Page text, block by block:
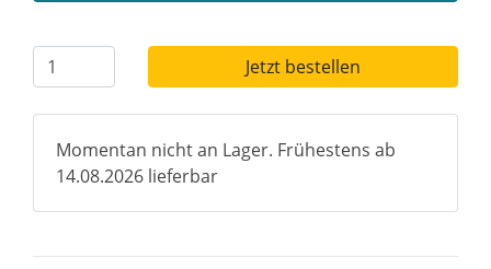
Jetzt bestellen
Momentan nicht an Lager. Frühestens ab
14.08.2026 lieferbar